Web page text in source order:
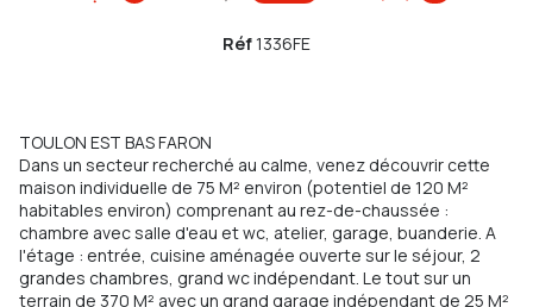
Réf1336FE
TOULON EST BAS FARON
Dans un secteur recherché au calme, venez découvrir cette
maison individuelle de 75 M² environ (potentiel de 120 M²
habitables environ) comprenant au rez-de-chaussée :
chambre avec salle d'eau et wc, atelier, garage, buanderie. A
l'étage : entrée, cuisine aménagée ouverte sur le séjour, 2
grandes chambres, grand wc indépendant. Le tout sur un
terrain de 370 M² avec un grand garage indépendant de 25 M²